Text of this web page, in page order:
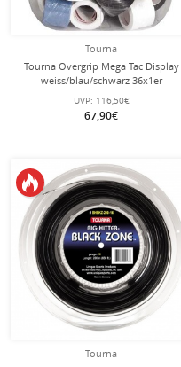
Tourna
Tourna Overgrip Mega Tac Display
weiss/blau/schwarz 36x1er
UVP: 116,50€
67,90€
Tourna